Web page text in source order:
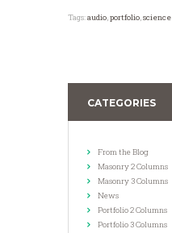
Tags:audio,portfolio,science
CATEGORIES
From the Blog
Masonry 2 Columns
Masonry 3 Columns
News
Portfolio 2 Columns
Portfolio 3 Columns